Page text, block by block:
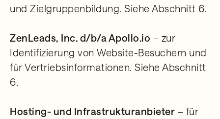
und Zielgruppenbildung. Siehe Abschnitt 6.
ZenLeads, Inc. d/b/a Apollo.io – zur
Identifizierung von Website-Besuchern und
für Vertriebsinformationen. Siehe Abschnitt
6.
Hosting- und Infrastrukturanbieter – für